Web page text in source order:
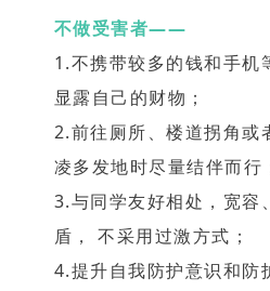
不做受害者——
1.不携带较多的钱和手机
显露自己的财物；
2.前往厕所、楼道拐角或
凌多发地时尽量结伴而行
3.与同学友好相处，宽容
盾， 不采用过激方式；
4.提升自我防护意识和防